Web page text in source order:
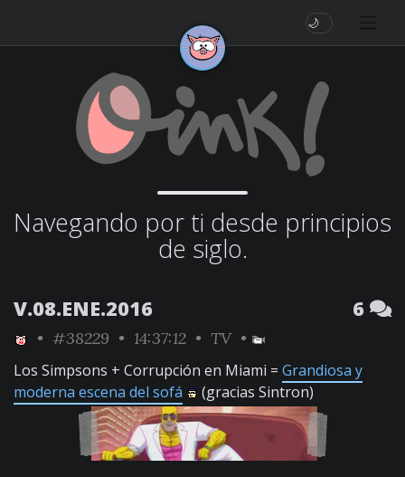
🌙
Navegando por ti desde principios
de siglo.
V.08.ENE.2016 6
• #38229 • 14:37:12 • TV•
Los Simpsons + Corrupción en Miami = Grandiosa y
moderna escena del sofá
(gracias Sintron)